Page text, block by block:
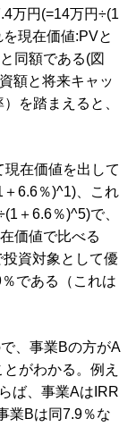
万円(=14万円÷(1
現在価値:PVと
同額である(図
額と将来キャッ
を踏まえると、
在価値を出して
6.6％)^1)、これ
＋6.6％)^5)で、
価値で比べる
資対象として優
である（これは
、事業Bの方がA
がわかる。例え
ば、事業AはIRR
業Bは同7.9％な